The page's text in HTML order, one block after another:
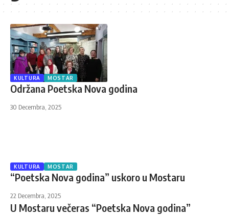
KULTURA MOSTAR
Održana Poetska Nova godina
30 Decembra, 2025
KULTURA MOSTAR
“Poetska Nova godina” uskoro u Mostaru
22 Decembra, 2025
U Mostaru večeras “Poetska Nova godina”